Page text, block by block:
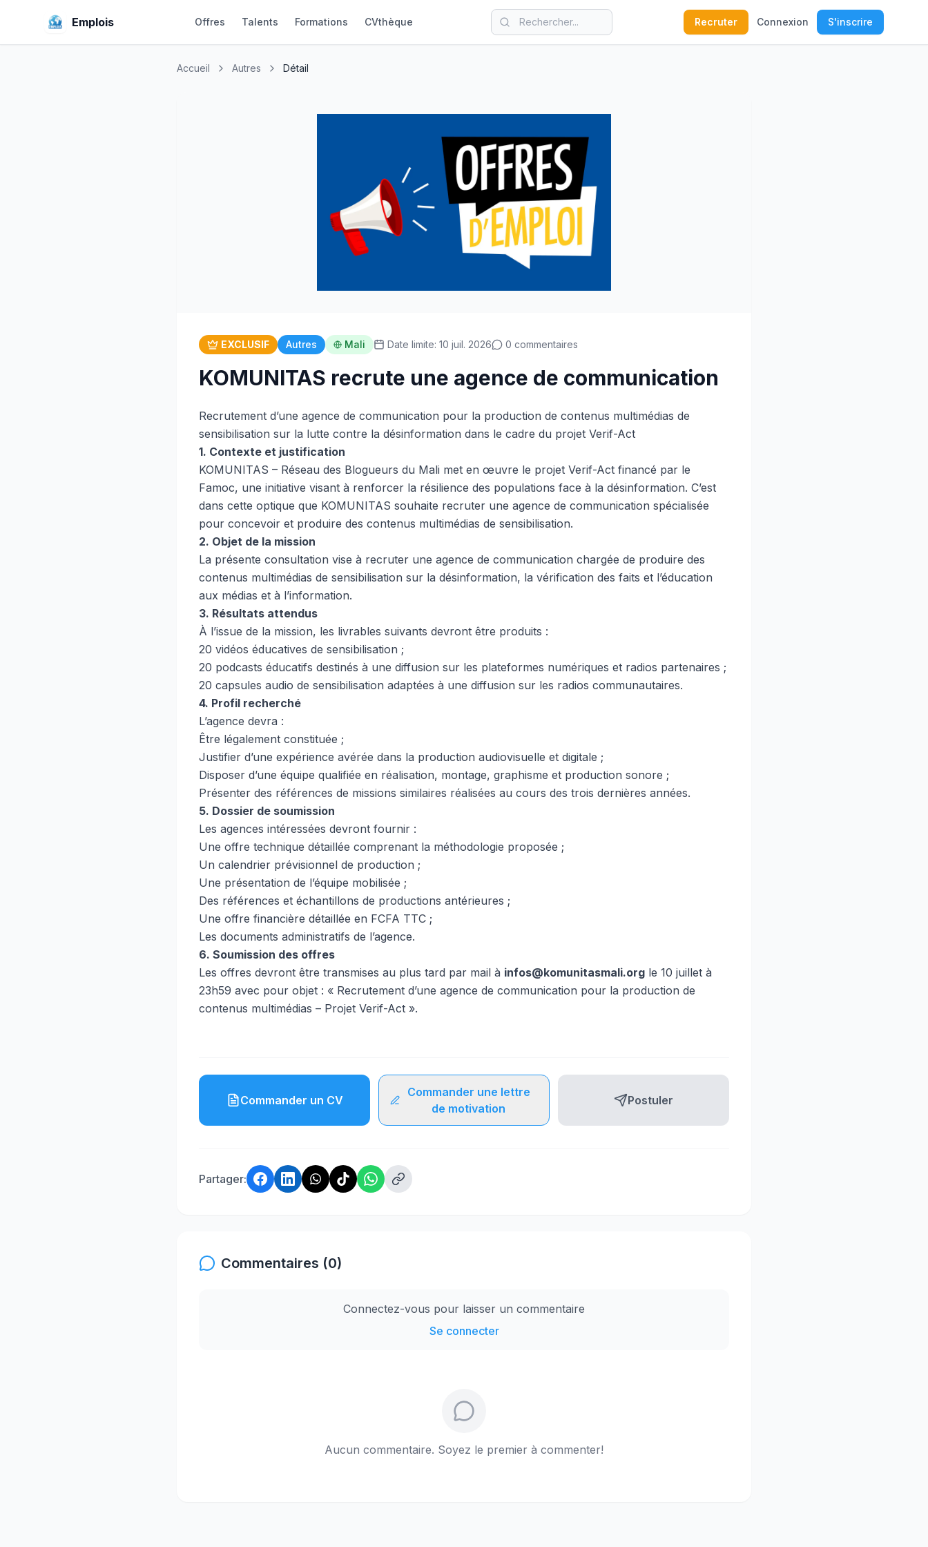
Emplois Offres Talents Formations CVthèque Recruter Connexion S'inscrire
Accueil Autres Détail
EXCLUSIF Autres Mali Date limite: 10 juil. 2026 0 commentaires
KOMUNITAS recrute une agence de communication
Recrutement d’une agence de communication pour la production de contenus multimédias de
sensibilisation sur la lutte contre la désinformation dans le cadre du projet Verif-Act
1. Contexte et justification
KOMUNITAS – Réseau des Blogueurs du Mali met en œuvre le projet Verif-Act financé par le
Famoc, une initiative visant à renforcer la résilience des populations face à la désinformation. C’est
dans cette optique que KOMUNITAS souhaite recruter une agence de communication spécialisée
pour concevoir et produire des contenus multimédias de sensibilisation.
2. Objet de la mission
La présente consultation vise à recruter une agence de communication chargée de produire des
contenus multimédias de sensibilisation sur la désinformation, la vérification des faits et l’éducation
aux médias et à l’information.
3. Résultats attendus
À l’issue de la mission, les livrables suivants devront être produits :
20 vidéos éducatives de sensibilisation ;
20 podcasts éducatifs destinés à une diffusion sur les plateformes numériques et radios partenaires ;
20 capsules audio de sensibilisation adaptées à une diffusion sur les radios communautaires.
4. Profil recherché
L’agence devra :
Être légalement constituée ;
Justifier d’une expérience avérée dans la production audiovisuelle et digitale ;
Disposer d’une équipe qualifiée en réalisation, montage, graphisme et production sonore ;
Présenter des références de missions similaires réalisées au cours des trois dernières années.
5. Dossier de soumission
Les agences intéressées devront fournir :
Une offre technique détaillée comprenant la méthodologie proposée ;
Un calendrier prévisionnel de production ;
Une présentation de l’équipe mobilisée ;
Des références et échantillons de productions antérieures ;
Une offre financière détaillée en FCFA TTC ;
Les documents administratifs de l’agence.
6. Soumission des offres
Les offres devront être transmises au plus tard par mail à infos@komunitasmali.org le 10 juillet à
23h59 avec pour objet : « Recrutement d’une agence de communication pour la production de
contenus multimédias – Projet Verif-Act ».
Commander un CV
Commander une lettre
de motivation
Postuler
Partager:
Commentaires (0)
Connectez-vous pour laisser un commentaire
Se connecter
Aucun commentaire. Soyez le premier à commenter!